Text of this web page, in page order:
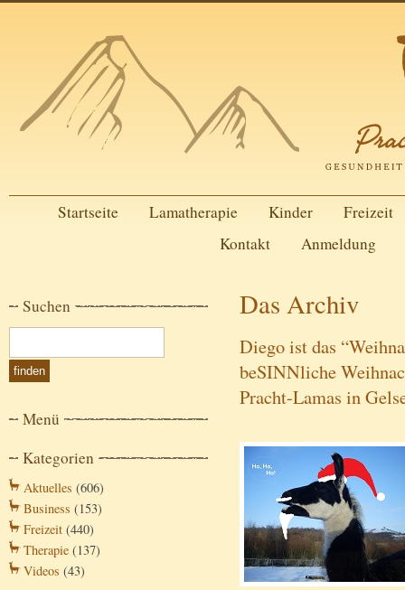
Startseite Lamatherapie Kinder
Freizeit
Kontakt
Anmeldung
Suchen
Menü
Kategorien
Aktuelles (606)
Business (153)
Freizeit (440)
Therapie (137)
Videos (43)
Das Archiv
Diego ist das
beSINNliche
Pracht-Lamas in